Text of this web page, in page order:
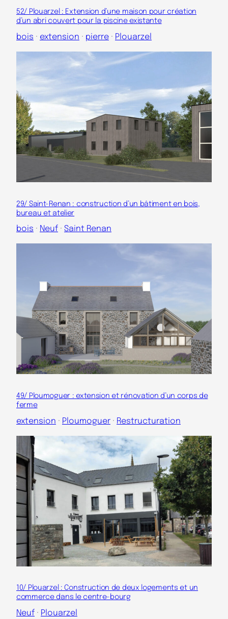
52/ Plouarzel : Extension d’une maison pour création
d’un abri couvert pour la piscine existante
bois · extension · pierre · Plouarzel
29/ Saint-Renan : construction d’un bâtiment en bois,
bureau et atelier
bois · Neuf · Saint Renan
49/ Ploumoguer : extension et rénovation d’un corps de
ferme
extension · Ploumoguer · Restructuration
10/ Plouarzel : Construction de deux logements et un
commerce dans le centre-bourg
Neuf · Plouarzel